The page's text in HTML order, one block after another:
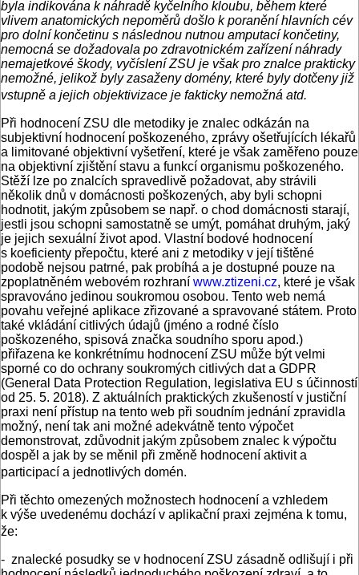
byla indikována k náhradě kyčelního kloubu, během které
vlivem anatomických nepoměrů došlo k poranění hlavních cév
pro dolní končetinu s následnou nutnou amputací končetiny,
nemocná se dožadovala po zdravotnickém zařízení náhrady
nemajetkové škody, vyčíslení ZSU je však pro znalce prakticky
nemožné, jelikož byly zasaženy domény, které byly dotčeny již
vstupně a jejich objektivizace je fakticky nemožná atd.
Při hodnocení ZSU dle metodiky je znalec odkázán na
subjektivní hodnocení poškozeného, zprávy ošetřujících lékařů
a limitované objektivní vyšetření, které je však zaměřeno pouze
na objektivní zjištění stavu a funkcí organismu poškozeného.
Stěží lze po znalcích spravedlivě požadovat, aby strávili
několik dnů v domácnosti poškozených, aby byli schopni
hodnotit, jakým způsobem se např. o chod domácnosti starají,
jestli jsou schopni samostatně se umýt, pomáhat druhým, jaký
je jejich sexuální život apod. Vlastní bodové hodnocení
s koeficienty přepočtu, které ani z metodiky v její tištěné
podobě nejsou patrné, pak probíhá a je dostupné pouze na
zpoplatněném webovém rozhraní www.ztizeni.cz, které je však
spravováno jedinou soukromou osobou. Tento web nemá
povahu veřejné aplikace zřizované a spravované státem. Proto
také vkládání citlivých údajů (jméno a rodné číslo
poškozeného, spisová značka soudního sporu apod.)
přiřazena ke konkrétnímu hodnocení ZSU může být velmi
sporné co do ochrany soukromých citlivých dat a GDPR
(General Data Protection Regulation, legislativa EU s účinností
od 25. 5. 2018). Z aktuálních praktických zkušeností v justiční
praxi není přístup na tento web při soudním jednání zpravidla
možný, není tak ani možné adekvátně tento výpočet
demonstrovat, zdůvodnit jakým způsobem znalec k výpočtu
dospěl a jak by se měnil při změně hodnocení aktivit a
participací a jednotlivých domén.
Při těchto omezených možnostech hodnocení a vzhledem
k výše uvedenému dochází v aplikační praxi zejména k tomu,
že:
- znalecké posudky se v hodnocení ZSU zásadně odlišují i při